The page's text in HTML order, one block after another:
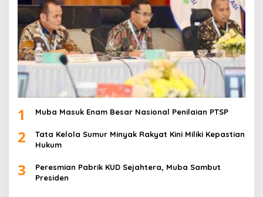
1 Muba Masuk Enam Besar Nasional Penilaian PTSP
2
Tata Kelola Sumur Minyak Rakyat Kini Miliki Kepastian
Hukum
3
Peresmian Pabrik KUD Sejahtera, Muba Sambut
Presiden